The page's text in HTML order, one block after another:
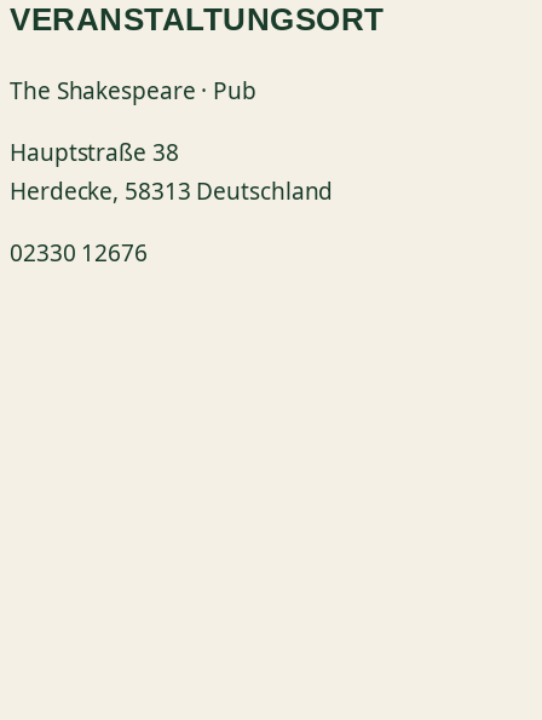
VERANSTALTUNGSORT
The Shakespeare · Pub
Hauptstraße 38
Herdecke, 58313 Deutschland
02330 12676